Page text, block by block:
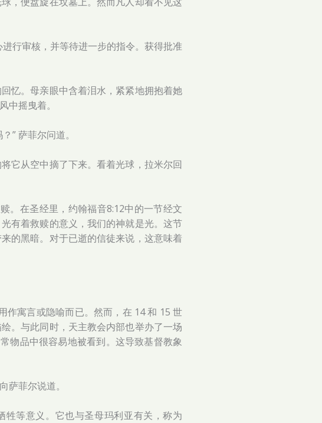
行审核，并等待进一步的指令。获得批准
忆。母亲眼中含着泪水，紧紧地拥抱着她
中摇曳着。
” 萨菲尔问道。
它从空中摘了下来。看着光球，拉米尔回
。在圣经里，约翰福音8:12中的一节经文
光有着救赎的意义，我们的神就是光。这节
的黑暗。对于已逝的信徒来说，这意味着
作寓言或隐喻而已。然而，在 14 和 15 世
。与此同时，天主教会内部也举办了一场
物品中很容易地被看到。这导致基督教象
菲尔说道。
等意义。它也与圣母玛利亚有关，称为